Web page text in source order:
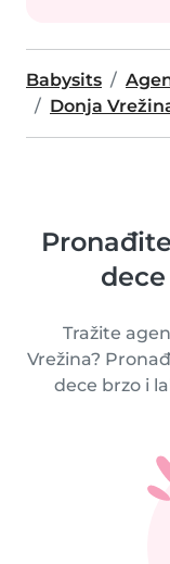
Babysits
Donja
Tražite
Vrežina?
dece brzo i